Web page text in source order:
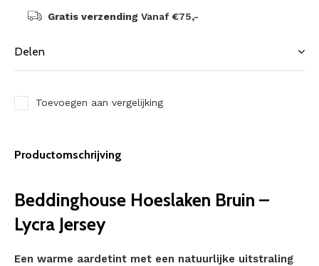
Gratis verzending Vanaf €75,-
Delen
Toevoegen aan vergelijking
Productomschrijving
Beddinghouse Hoeslaken Bruin –
Lycra Jersey
Een warme aardetint met een natuurlijke uitstraling